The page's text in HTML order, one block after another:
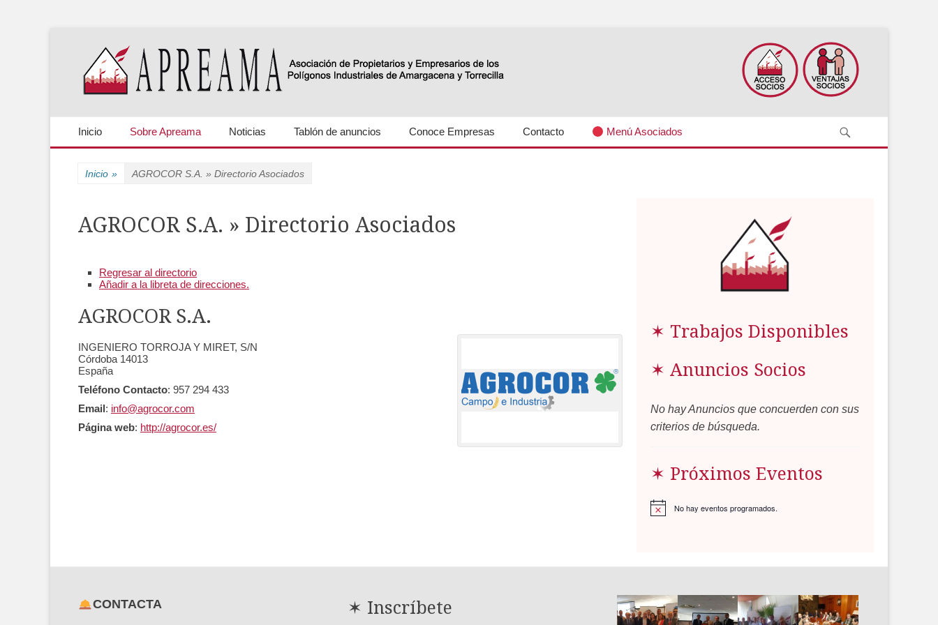
APREAMA
Asociación de Propietarios y Empresarios de los polígonos industriales Amargacena y La Torrecilla
Primary Menu
Inicio Sobre Apreama Noticias Tablón de anuncios Conoce Empresas Contacto Menú Asociados
Inicio » AGROCOR S.A. » Directorio Asociados
AGROCOR S.A. » Directorio Asociados
Regresar al directorio
Añadir a la libreta de direcciones.
AGROCOR S.A.
INGENIERO TORROJA Y MIRET, S/N
Córdoba 14013
España
Teléfono Contacto: 957 294 433
Email: info@agrocor.com
Página web: http://agrocor.es/
✶ Trabajos Disponibles
✶ Anuncios Socios
No hay Anuncios que concuerden con sus
criterios de búsqueda.
✶ Próximos Eventos
Aviso No hay eventos programados.
CONTACTA ✶ Inscríbete